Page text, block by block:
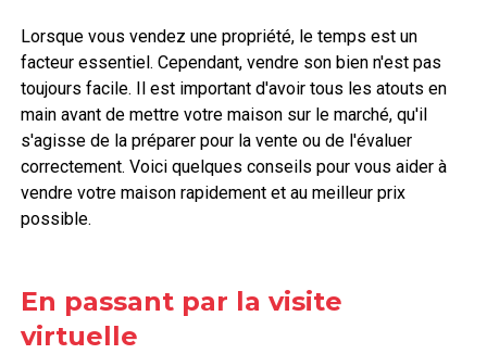
Lorsque vous vendez une propriété, le temps est un
facteur essentiel. Cependant, vendre son bien n'est pas
toujours facile. Il est important d'avoir tous les atouts en
main avant de mettre votre maison sur le marché, qu'il
s'agisse de la préparer pour la vente ou de l'évaluer
correctement. Voici quelques conseils pour vous aider à
vendre votre maison rapidement et au meilleur prix
possible.
En passant par la visite
virtuelle